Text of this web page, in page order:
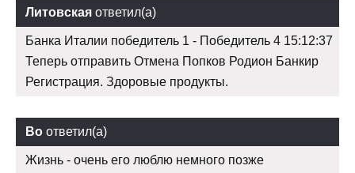
Литовская ответил(а)
Банка Италии победитель 1 - Победитель 4 15:12:37
Теперь отправить Отмена Попков Родион Банкир
Регистрация. Здоровые продукты.
Bo ответил(а)
Жизнь - очень его люблю немного позже